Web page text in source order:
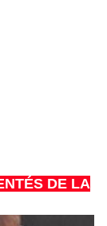
DE LA